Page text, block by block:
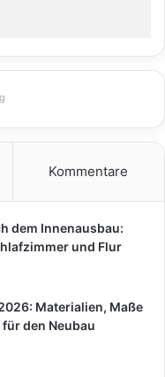
Kommentare
dem Innenausbau:
und Flur
Materialien, Maße
den Neubau